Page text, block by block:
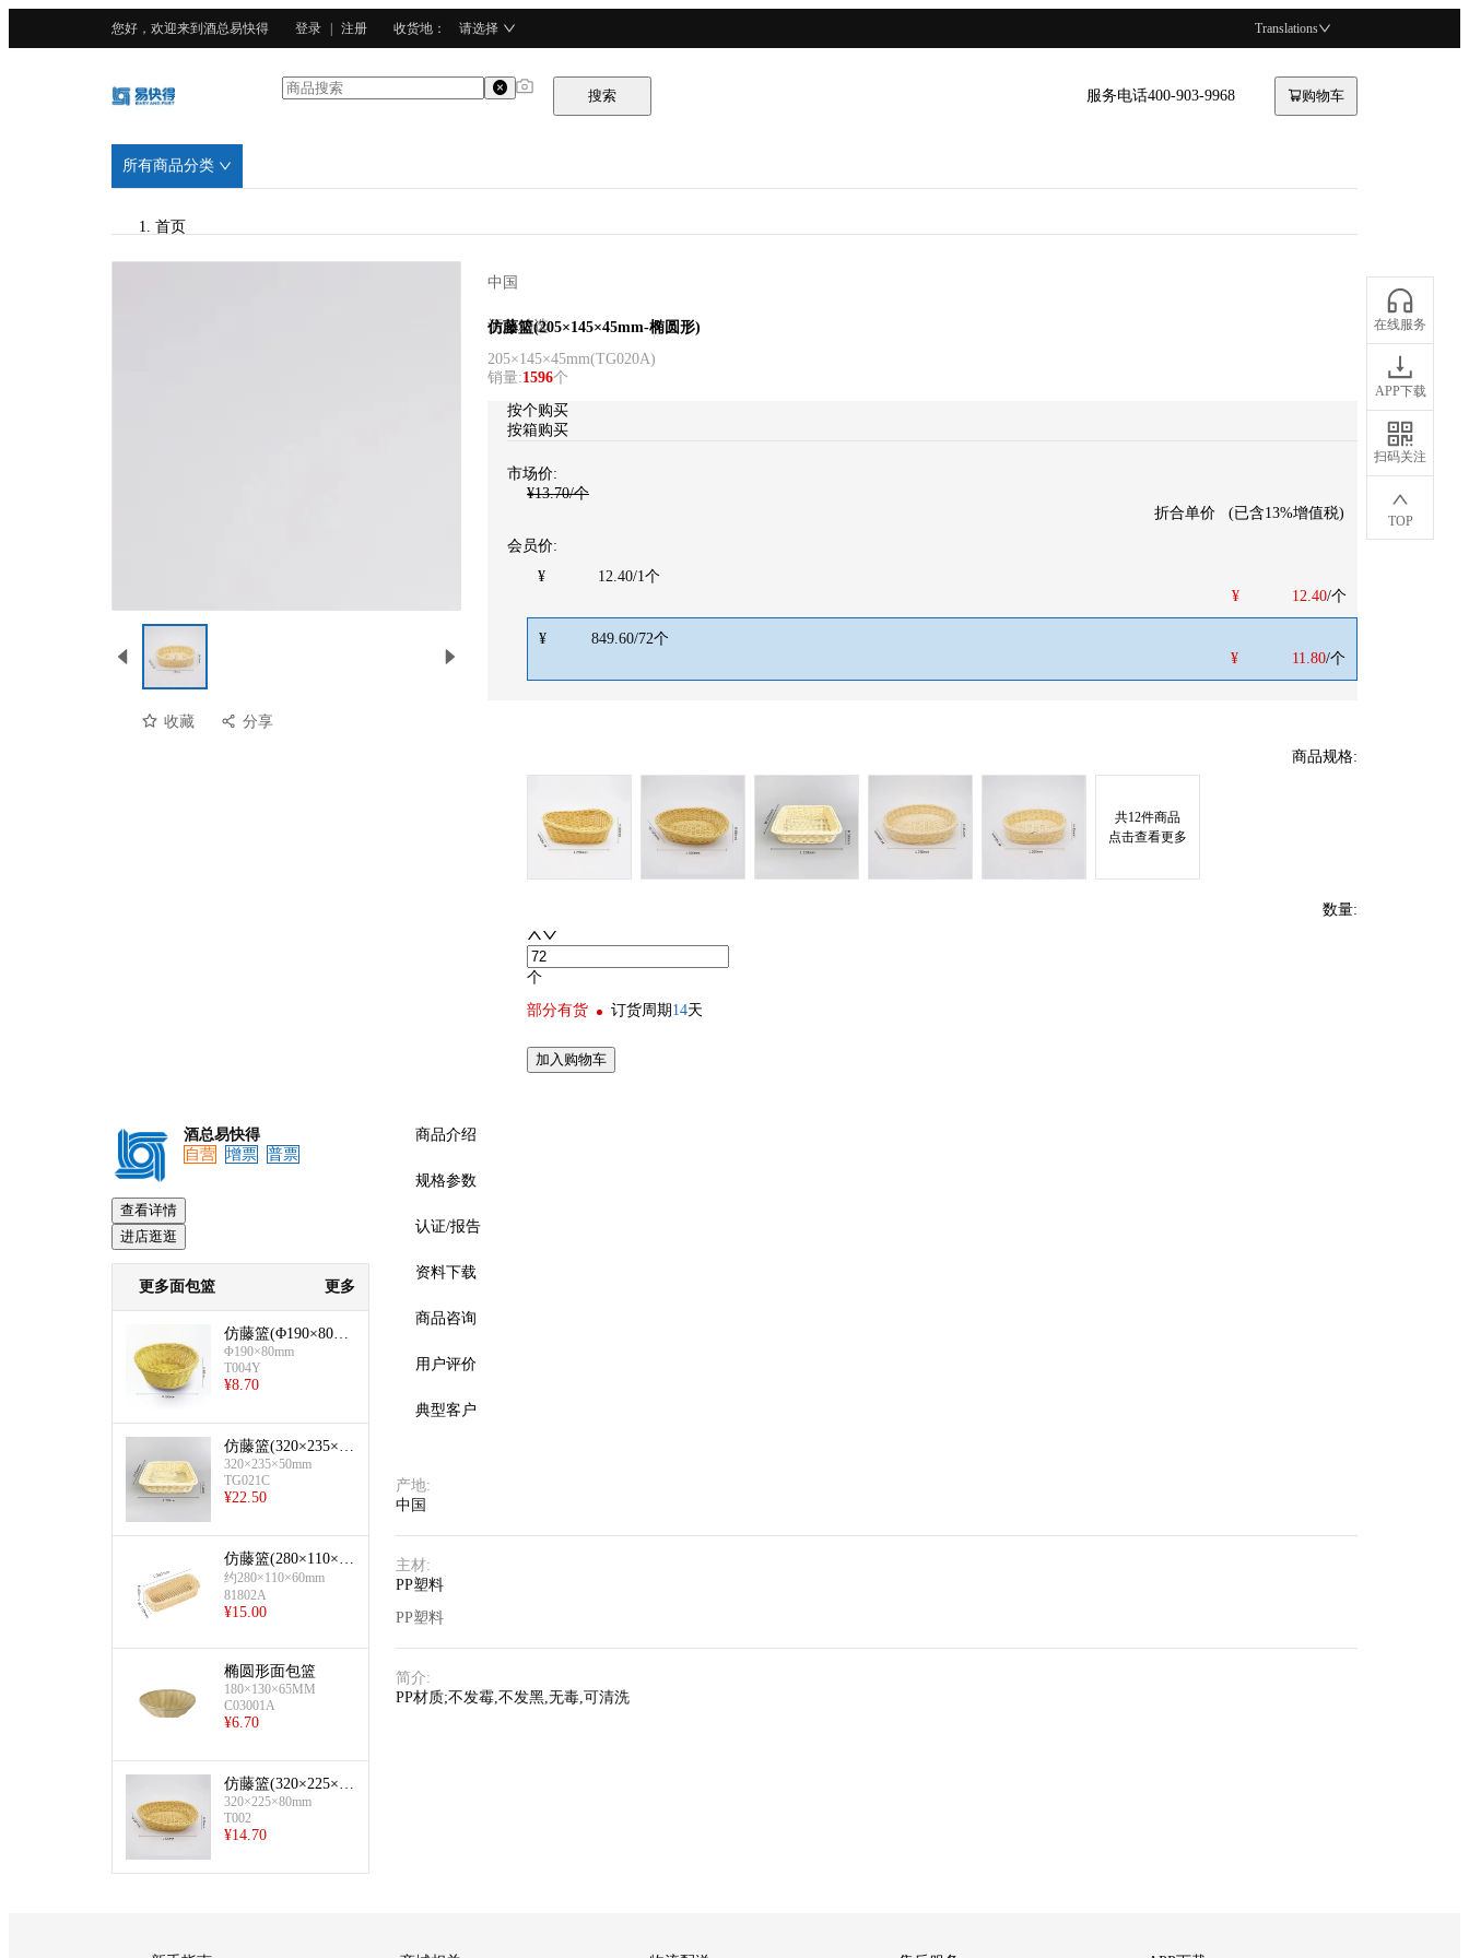
您好，欢迎来到酒总易快得 登录 注册 收货地 ： 请选择 Translations
搜索 服务电话400-903-9968 购物车
所有商品分类
在线服务
APP下载
扫码关注
TOP
首页
收藏 分享
中国
酒总精选
仿藤篮(205×145×45mm-椭圆形)
205×145×45mm(TG020A)
销量:1596个
按个购买
按箱购买
市场价:
¥13.70/个
折合单价
(已含13%增值税)
会员价:
¥
12.40/1个
¥
12.40/个
¥ 849.60/72个
¥
11.80/个
商品规格:
共12件商品
点击查看更多
数量:
个
部分有货
订货周期 14天
加入购物车
酒总易快得
自营
增票 普票
查看详情
进店逛逛
更多面包篮 更多
仿藤篮(Φ190×80m
m-圆形)
Φ190×80mm
T004Y
¥8.70
仿藤篮(320×235×50
mm-长方形)
320×235×50mm
TG021C
¥22.50
仿藤篮(280×110×60
mm-长方形)
约280×110×60mm
81802A
¥15.00
椭圆形面包篮
180×130×65MM
C03001A
¥6.70
仿藤篮(320×225×80
mm-椭圆形)
320×225×80mm
T002
¥14.70
商品介绍
规格参数
认证/报告
资料下载
商品咨询
用户评价
典型客户
产地:
中国
主材:
PP塑料
PP塑料
简介:
PP材质;不发霉,不发黑,无毒,可清洗